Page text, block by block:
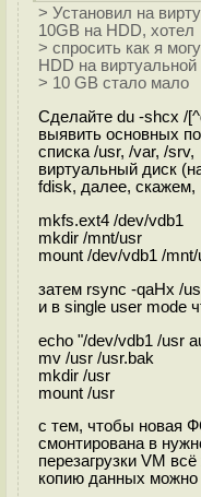
> Установил на
10GB на HDD, хотел
> спросить как я
HDD на
> 10 GB стало мало
Сделайте du -shcx /
выявить основных
списка /usr, /var, /
виртуальный диск
fdisk, далее, скажем,
mkfs.ext4 /dev/vdb1
mkdir /mnt/usr
mount /dev/vdb1 /
затем rsync -qaHx /
и в single user mode
echo "/dev/vdb1 /usr
mv /usr /usr.bak
mkdir /usr
mount /usr
с тем, чтобы новая
смонтирована в
перезагрузки VM
копию данных можно